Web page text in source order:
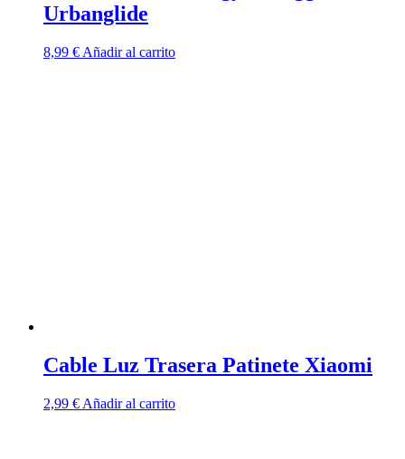
Urbanglide
8,99 € Añadir al carrito
Cable Luz Trasera Patinete Xiaomi
2,99 € Añadir al carrito